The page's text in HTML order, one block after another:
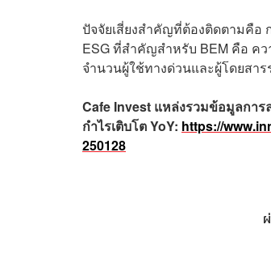
ปัจจัยเสี่ยงสำคัญที่ต้องติดตามคือ
ESG ที่สำคัญสำหรับ BEM คือ ค
จำนวนผู้ใช้ทางด่วนและผู้โดยสา
Cafe Invest แหล่งรวมข้อมูลกา
กำไรเติบโต YoY: https://
250128